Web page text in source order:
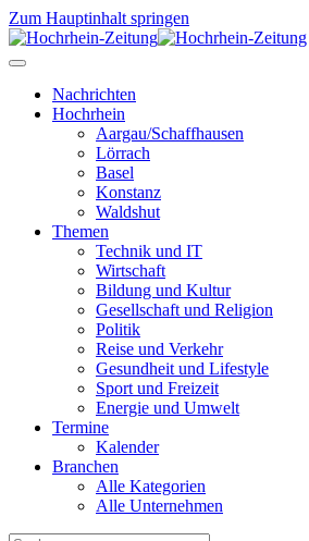
Zum Hauptinhalt springen
Nachrichten
Hochrhein
Aargau/Schaffhausen
Lörrach
Basel
Konstanz
Waldshut
Themen
Technik und IT
Wirtschaft
Bildung und Kultur
Gesellschaft und Religion
Politik
Reise und Verkehr
Gesundheit und Lifestyle
Sport und Freizeit
Energie und Umwelt
Termine
Kalender
Branchen
Alle Kategorien
Alle Unternehmen